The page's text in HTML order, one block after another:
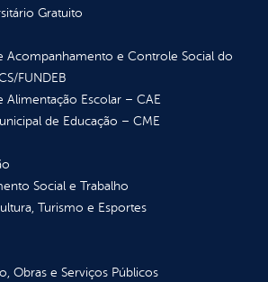
Gratuito
Acompanhamento e Controle Social do
FUNDEB
Alimentação Escolar – CAE
de Educação – CME
Social e Trabalho
Turismo e Esportes
Obras e Serviços Públicos